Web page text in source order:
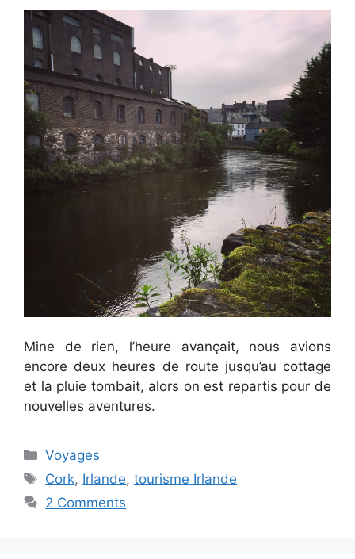
Mine de rien, l’heure avançait, nous avions
encore deux heures de route jusqu’au cottage
et la pluie tombait, alors on est repartis pour de
nouvelles aventures.
Categories
Voyages
Tags
Cork, Irlande,tourisme Irlande
2 Comments